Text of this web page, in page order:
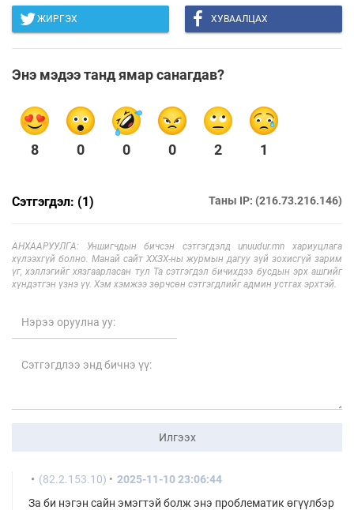
ЖИРГЭХ ХУВААЛЦАХ
Энэ мэдээ танд ямар санагдав?
8 0 0 0 2 1
Сэтгэгдэл: (1) Таны IP: (216.73.216.146)
АНХААРУУЛГА: Уншигчдын бичсэн сэтгэгдэлд unuudur.mn хариуцлага
хүлээхгүй болно. Манай сайт ХХЗХ-ны журмын дагуу зүй зохисгүй зарим
үг, хэллэгийг хязгаарласан тул Та сэтгэгдэл бичихдээ бусдын эрх ашгийг
хүндэтгэн үзнэ үү. Хэм хэмжээ зөрчсөн сэтгэгдлийг админ устгах эрхтэй.
Илгээх
(82.2.153.10)
2025-11-10 23:06:44
За би нэгэн сайн эмэгтэй болж энэ проблематик өгүүлбэр